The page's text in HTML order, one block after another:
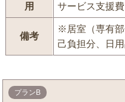
用
サービス支援
備考
※居室（専有部
己負担分、日
プランB